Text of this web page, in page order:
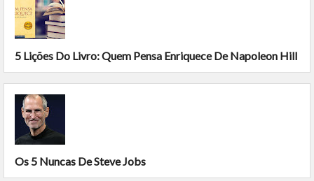
5 Lições Do Livro: Quem Pensa Enriquece De Napoleon Hill
Os 5 Nuncas De Steve Jobs